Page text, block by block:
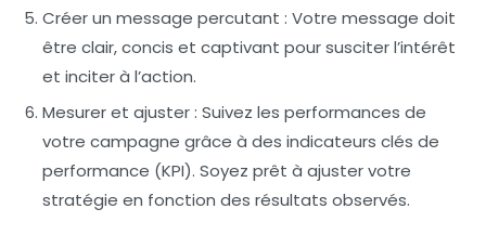
Créer un message percutant : Votre message doit
être clair, concis et captivant pour susciter l’intérêt
et inciter à l’action.
Mesurer et ajuster: Suivez les performances de
votre campagne grâce à des indicateurs clés de
performance (KPI). Soyez prêt à ajuster votre
stratégie en fonction des résultats observés.